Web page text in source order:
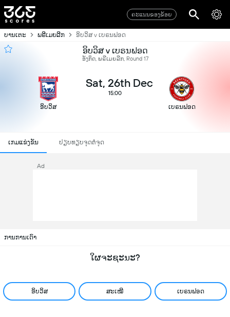
ຄະແນນຂອງຂ້ອຍ
ບານເຕະ ພຣີເມຍລີກ ອິບວິສ v ເບຣນຟອດ
ອິບວິສ v ເບຣນຟອດ
ອັງກິດ, ພຣີເມຍລີກ, Round 17
ອິບວິສ
Sat, 26th Dec
15:00
ເບຣນຟອດ
ເກມແຂ່ງຂັນ ປຽບທຽບຈຸດຕໍ່ຈຸດ
Ad
ການການເດົາ
ໃຜຈະຊະນະ?
ອິບວິສ ສະເໝີ ເບຣນຟອດ